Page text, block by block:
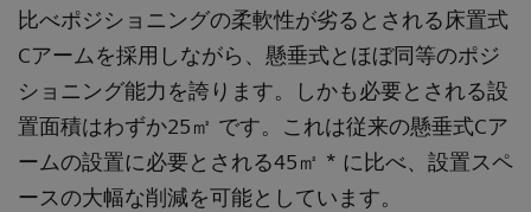
比べポジショニングの柔軟性が劣るとされる床置式
Cアームを採用しながら、懸垂式とほぼ同等のポジ
ショニング能力を誇ります。しかも必要とされる設
置面積はわずか25㎡ です。これは従来の懸垂式Cア
ームの設置に必要とされる45㎡ * に比べ、設置スペ
ースの大幅な削減を可能としています。